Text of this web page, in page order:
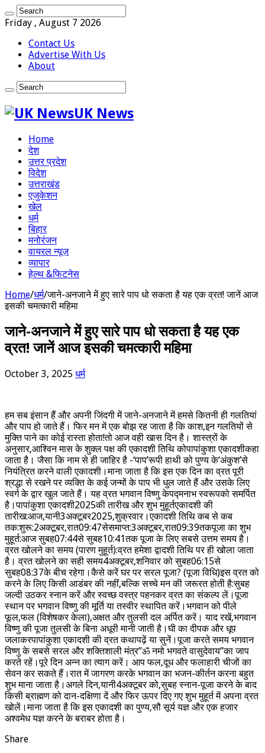
Friday , August 7 2026
Contact Us
Advertise With Us
About
UK News
Home
देश
उत्तर प्रदेश
विदेश
उत्तराखंड
एजुकेशन
खेल
धर्म
बिहार
मनोरंजन
वायरल न्यूज़
व्यापार
हेल्थ &फिटनेस
Home/धर्म/जाने-अनजाने में हुए सारे पाप धो सकता है यह एक व्रत! जानें आज
इसकी चमत्कारी महिमा
जाने-अनजाने में हुए सारे पाप धो सकता है यह एक
व्रत! जानें आज इसकी चमत्कारी महिमा
October 3, 2025 धर्म
हम सब इंसान हैं और अपनी जिंदगी में जाने-अनजाने में हमसे कितनी ही गलतियां
और पाप हो जाते हैं। फिर मन में एक बोझ रह जाता है कि काश,इन गलतियों से
मुक्ति पाने का कोई रास्ता होता!तो आज वही खास दिन है। शास्त्रों के
अनुसार,आश्विन मास के शुक्ल पक्ष की एकादशी तिथि कोपापांकुशा एकादशीकहा
जाता है। जैसा कि नाम से ही जाहिर है -‘पाप’रूपी हाथी को पुण्य के‘अंकुश’से
नियंत्रित करने वाली एकादशी।माना जाता है कि इस एक दिन का व्रत पूरी
श्रद्धा से रखने पर व्यक्ति के कई जन्मों के पाप भी धुल जाते हैं और उसके लिए
स्वर्ग के द्वार खुल जाते हैं। यह व्रत भगवान विष्णु केपद्मनाभ स्वरूपको समर्पित
है।पापांकुशा एकादशी2025की तारीख और शुभ मुहूर्तएकादशी की
तारीख:आज,यानी3अक्टूबर2025,शुक्रवार।एकादशी तिथि कब से कब
तक:शुरू:2अक्टूबर,रात09:47सेसमाप्त:3अक्टूबर,रात09:39तकपूजा का शुभ
मुहूर्त:आज सुबह07:44से सुबह10:41तक पूजा के लिए सबसे उत्तम समय है।
व्रत खोलने का समय (पारण मुहूर्त):व्रत हमेशा द्वादशी तिथि पर ही खोला जाता
है। व्रत खोलने का सही समय4अक्टूबर,शनिवार को सुबह06:15से
सुबह08:37के बीच रहेगा।कैसे करें घर पर सरल पूजा? (पूजा विधि)इस व्रत को
करने के लिए किसी आडंबर की नहीं,बल्कि सच्चे मन की जरूरत होती है:सुबह
जल्दी उठकर स्नान करें और स्वच्छ वस्त्र पहनकर व्रत का संकल्प लें।पूजा
स्थान पर भगवान विष्णु की मूर्ति या तस्वीर स्थापित करें।भगवान को पीले
फूल,फल (विशेषकर केला),अक्षत और तुलसी दल अर्पित करें। याद रखें,भगवान
विष्णु की पूजा तुलसी के बिना अधूरी मानी जाती है।घी का दीपक और धूप
जलाकरपापांकुशा एकादशी की व्रत कथापढ़ें या सुनें।पूजा करते समय भगवान
विष्णु के सबसे सरल और शक्तिशाली मंत्र”ॐ नमो भगवते वासुदेवाय”का जाप
करते रहें।पूरे दिन अन्न का त्याग करें। आप फल,दूध और फलाहारी चीजों का
सेवन कर सकते हैं।रात में जागरण करके भगवान का भजन-कीर्तन करना बहुत
शुभ माना जाता है।अगले दिन,यानी4अक्टूबर को,सुबह स्नान-पूजा करने के बाद
किसी ब्राह्मण को दान-दक्षिणा दें और फिर ऊपर दिए गए शुभ मुहूर्त में अपना व्रत
खोलें।माना जाता है कि इस एकादशी का पुण्य,सौ सूर्य यज्ञ और एक हजार
अश्वमेध यज्ञ करने के बराबर होता है।
Share